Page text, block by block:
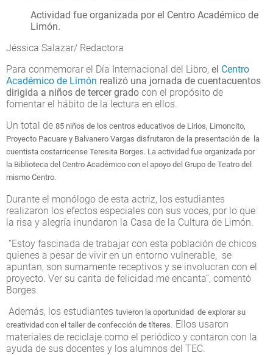
Actividad fue organizada por el Centro Académico de
Limón.
Jéssica Salazar/ Redactora
Para conmemorar el Día Internacional del Libro, el Centro
Académico de Limón realizó una jornada de cuentacuentos
dirigida a niños de tercer grado con el propósito de
fomentar el hábito de la lectura en ellos.
Un total de 85 niños de los centros educativos de Lirios, Limoncito,
Proyecto Pacuare y Balvanero Vargas disfrutaron de la presentación de la
cuentista costarricense Teresita Borges. La actividad fue organizada por
la Biblioteca del Centro Académico con el apoyo del Grupo de Teatro del
mismo Centro.
Durante el monólogo de esta actriz, los estudiantes
realizaron los efectos especiales con sus voces, por lo que
la risa y alegría inundaron la Casa de la Cultura de Limón.
“Estoy fascinada de trabajar con esta población de chicos
quienes a pesar de vivir en un entorno vulnerable, se
apuntan, son sumamente receptivos y se involucran con el
proyecto. Ver su carita de felicidad me encanta”, comentó
Borges.
Además, los estudiantes tuvieron la oportunidad de explorar su
creatividad con el taller de confección de títeres. Ellos usaron
materiales de reciclaje como el periódico y contaron con la
ayuda de sus docentes y los alumnos del TEC.